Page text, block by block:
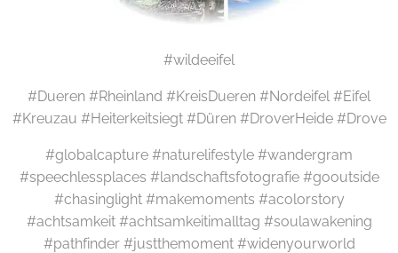
#wildeeifel
#Dueren #Rheinland #KreisDueren #Nordeifel #Eifel
#Kreuzau #Heiterkeitsiegt #Düren #DroverHeide #Drove
#globalcapture #naturelifestyle #wandergram
#speechlessplaces #landschaftsfotografie #gooutside
#chasinglight #makemoments #acolorstory
#achtsamkeit #achtsamkeitimalltag #soulawakening
#pathfinder #justthemoment #widenyourworld